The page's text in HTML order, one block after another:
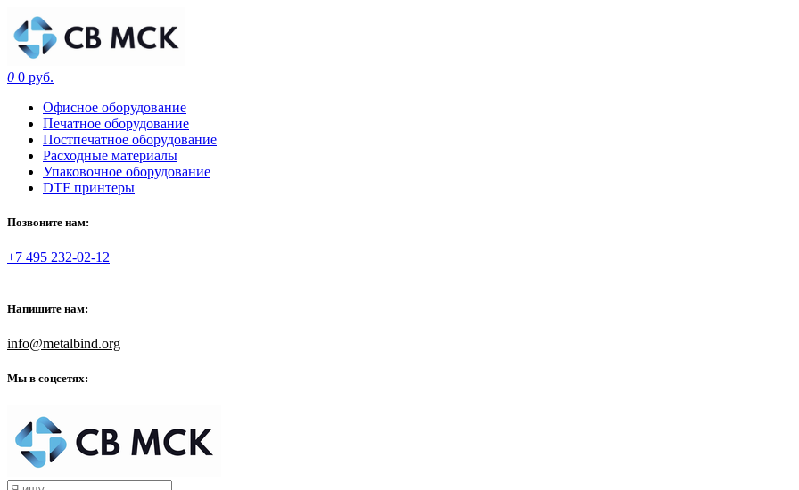
0 0 руб.
Офисное оборудование
Печатное оборудование
Постпечатное оборудование
Расходные материалы
Упаковочное оборудование
DTF принтеры
Позвоните нам:
+7 495 232-02-12
Напишите нам:
info@metalbind.org
Мы в соцсетях: